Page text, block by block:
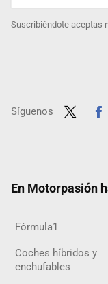
Suscribiéndote aceptas
Síguenos
En Motorpasión
Fórmula1
Coches híbridos y
enchufables